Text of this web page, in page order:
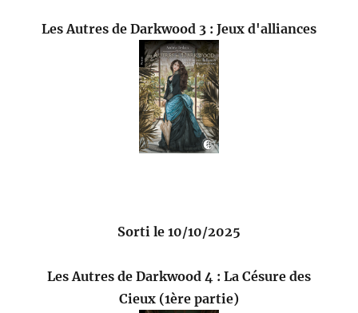
Les Autres de Darkwood 3 : Jeux d'alliances
Sorti le 10/10/2025
Les Autres de Darkwood 4 : La Césure des
Cieux (1ère partie)